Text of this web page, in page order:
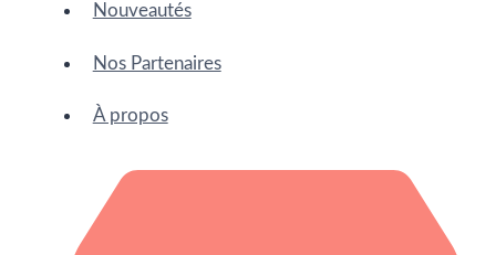
Nouveautés
Nos Partenaires
À propos